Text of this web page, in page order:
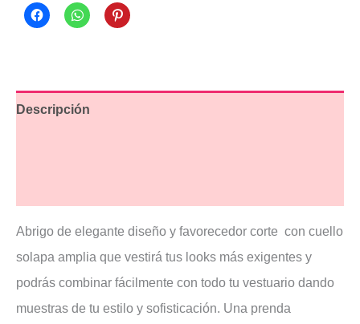
Descripción
Abrigo de elegante diseño y favorecedor corte con cuello
solapa amplia que vestirá tus looks más exigentes y
podrás combinar fácilmente con todo tu vestuario dando
muestras de tu estilo y sofisticación. Una prenda